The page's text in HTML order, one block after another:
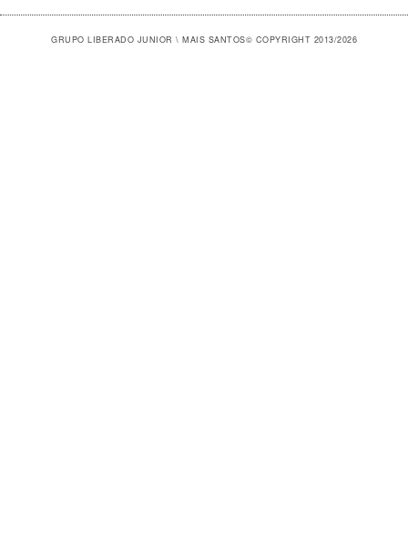
GRUPO LIBERADO JUNIOR \ MAIS SANTOS© COPYRIGHT 2013/2026